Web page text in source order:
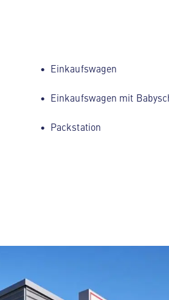
Einkaufswagen
Einkaufswagen mit
Packstation